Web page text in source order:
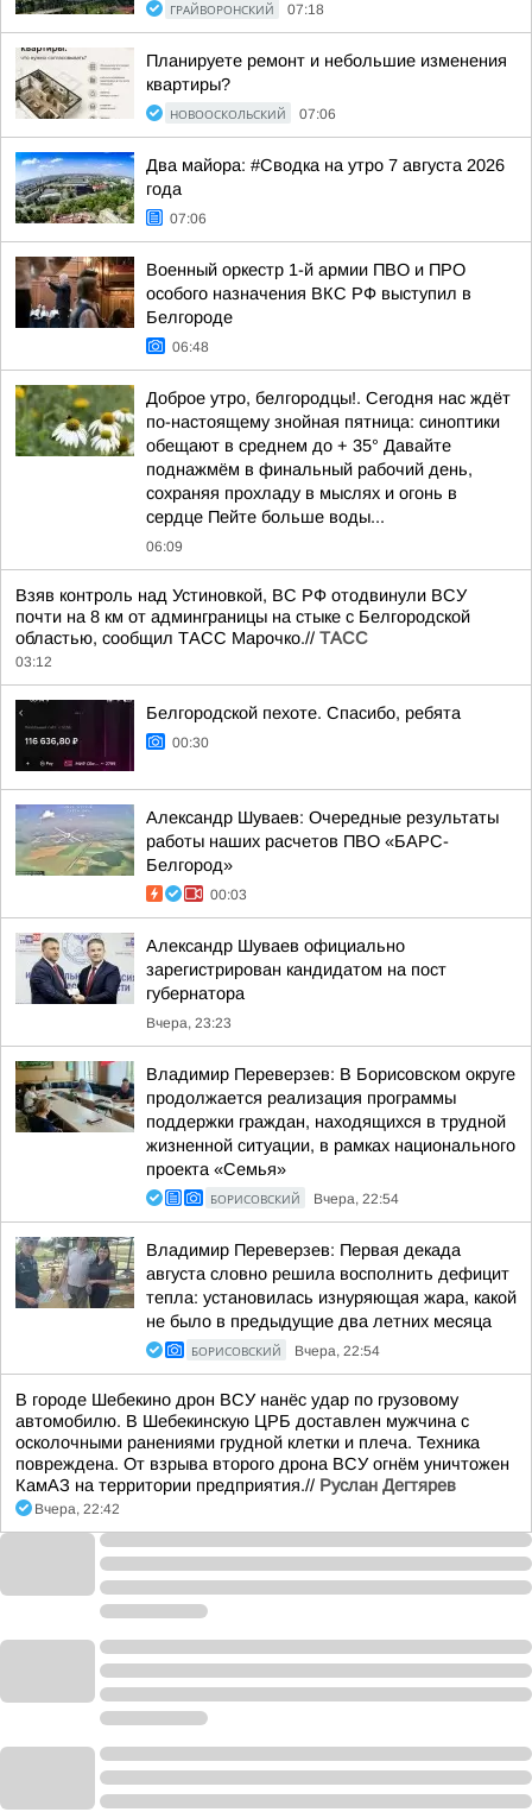
ГРАЙВОРОНСКИЙ 07:18
Планируете ремонт и небольшие изменения
квартиры?
НОВООСКОЛЬСКИЙ 07:06
Два майора: #Сводка на утро 7 августа 2026
года
07:06
Военный оркестр 1-й армии ПВО и ПРО
особого назначения ВКС РФ выступил в
Белгороде
06:48
Доброе утро, белгородцы!. Сегодня нас ждёт
по-настоящему знойная пятница: синоптики
обещают в среднем до + 35° Давайте
поднажмём в финальный рабочий день,
сохраняя прохладу в мыслях и огонь в
сердце Пейте больше воды...
06:09
Взяв контроль над Устиновкой, ВС РФ отодвинули ВСУ
почти на 8 км от админграницы на стыке с Белгородской
областью, сообщил ТАСС Марочко.// ТАСС
03:12
Белгородской пехоте. Спасибо, ребята
00:30
Александр Шуваев: Очередные результаты
работы наших расчетов ПВО «БАРС-
Белгород»
00:03
Александр Шуваев официально
зарегистрирован кандидатом на пост
губернатора
Вчера, 23:23
Владимир Переверзев: В Борисовском округе
продолжается реализация программы
поддержки граждан, находящихся в трудной
жизненной ситуации, в рамках национального
проекта «Семья»
БОРИСОВСКИЙ Вчера, 22:54
Владимир Переверзев: Первая декада
августа словно решила восполнить дефицит
тепла: установилась изнуряющая жара, какой
не было в предыдущие два летних месяца
БОРИСОВСКИЙ Вчера, 22:54
В городе Шебекино дрон ВСУ нанёс удар по грузовому
автомобилю. В Шебекинскую ЦРБ доставлен мужчина с
осколочными ранениями грудной клетки и плеча. Техника
повреждена. От взрыва второго дрона ВСУ огнём уничтожен
КамАЗ на территории предприятия.// Руслан Дегтярев
Вчера, 22:42